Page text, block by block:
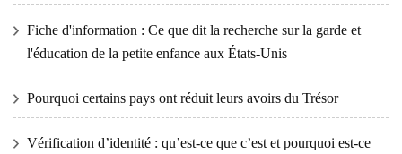
Fiche d'information : Ce que dit la recherche sur la garde et
l'éducation de la petite enfance aux États-Unis
Pourquoi certains pays ont réduit leurs avoirs du Trésor
Vérification d’identité : qu’est-ce que c’est et pourquoi est-ce